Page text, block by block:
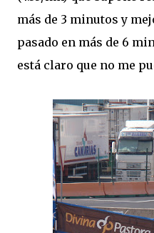
más de 3 minutos y
pasado en más de 6
está claro que no me